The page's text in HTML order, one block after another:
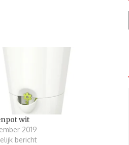
wit
2019
bericht